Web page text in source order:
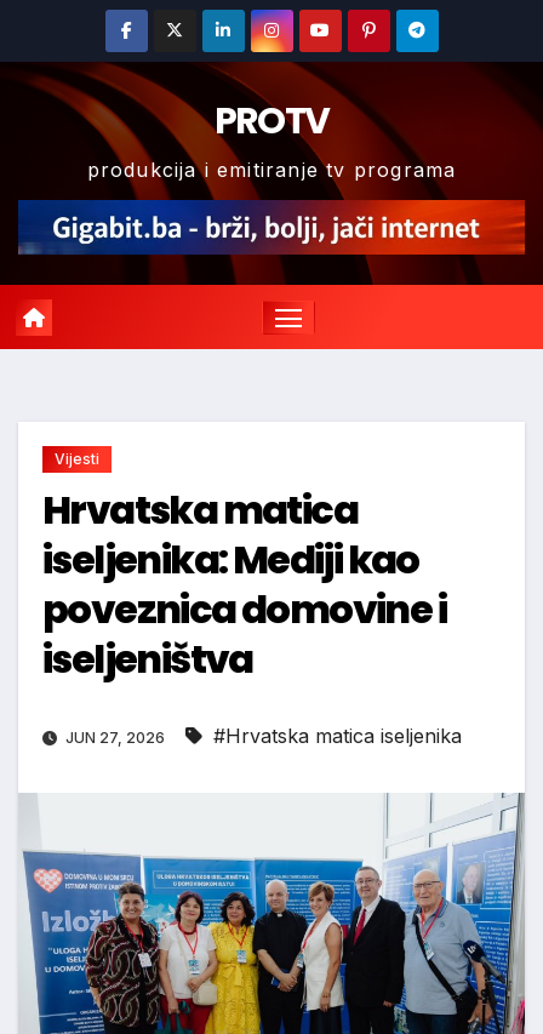
content
PROTV
produkcija i emitiranje tv programa
Vijesti
Hrvatska matica
iseljenika: Mediji kao
poveznica domovine i
iseljeništva
JUN 27, 2026 #Hrvatska matica iseljenika